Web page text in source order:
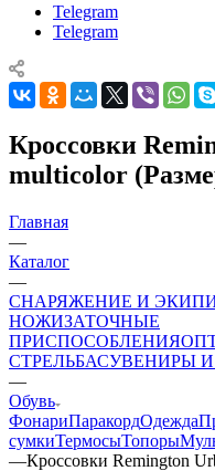
Telegram
Telegram
Кроссовки
multicolor
Главная
—
Каталог
—
СНАРЯЖЕНИЕ И
НОЖИЗАТОЧНЫЕ
ПРИСПОСОБЛЕНИЯ
СТРЕЛЬБАСУВЕНИРЫ
—
Обувь
ФонариПаракордОдежда
сумкиТермосыТопоры
—Кроссовки Remington